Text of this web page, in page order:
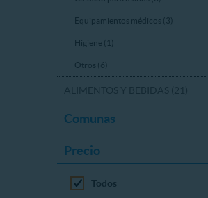
Equipamientos médicos (3)
Higiene (1)
Otros (6)
Comunas
Precio
Todos